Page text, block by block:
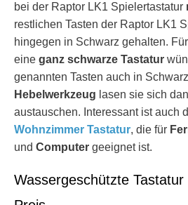
bei der Raptor LK1 Spielertastatur
restlichen Tasten der Raptor LK1
hingegen in Schwarz gehalten.
eine ganz schwarze Tastatur
genannten Tasten auch in
Hebelwerkzeug lasen sie sich
austauschen. Interessant ist auch
Wohnzimmer Tastatur, die für
und Computer geeignet ist.
Wassergeschützte